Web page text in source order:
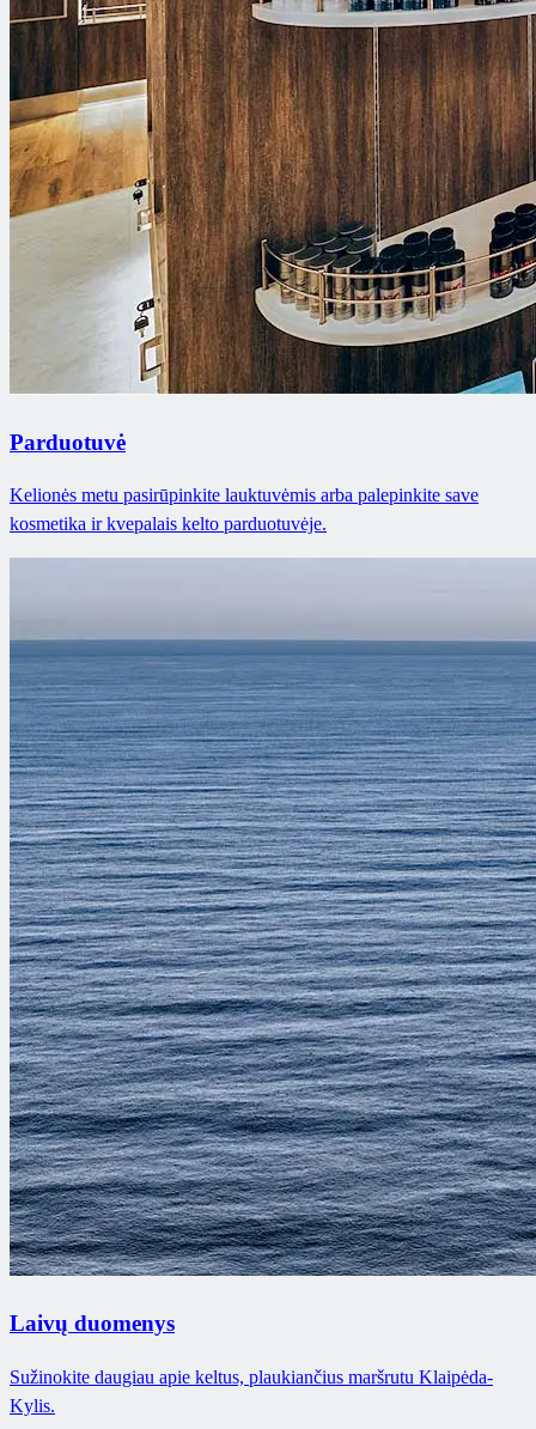
Parduotuvė
Kelionės metu pasirūpinkite lauktuvėmis arba palepinkite save
kosmetika ir kvepalais kelto parduotuvėje.
Laivų duomenys
Sužinokite daugiau apie keltus, plaukiančius maršrutu Klaipėda-
Kylis.